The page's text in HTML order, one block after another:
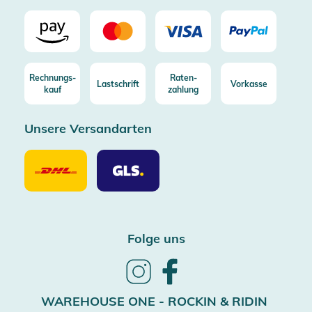
Rechnungs-
kauf
Lastschrift
Raten-
zahlung
Vorkasse
Unsere Versandarten
Unsere
Versandarten
DHL
Unsere
Versandarten
GLS
Folge uns
Follow
InstagramFacebook
WAREHOUSE ONE - ROCKIN & RIDIN